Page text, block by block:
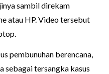
sambil direkam
atau HP. Video tersebut
pembunuhan berencana,
sebagai tersangka kasus